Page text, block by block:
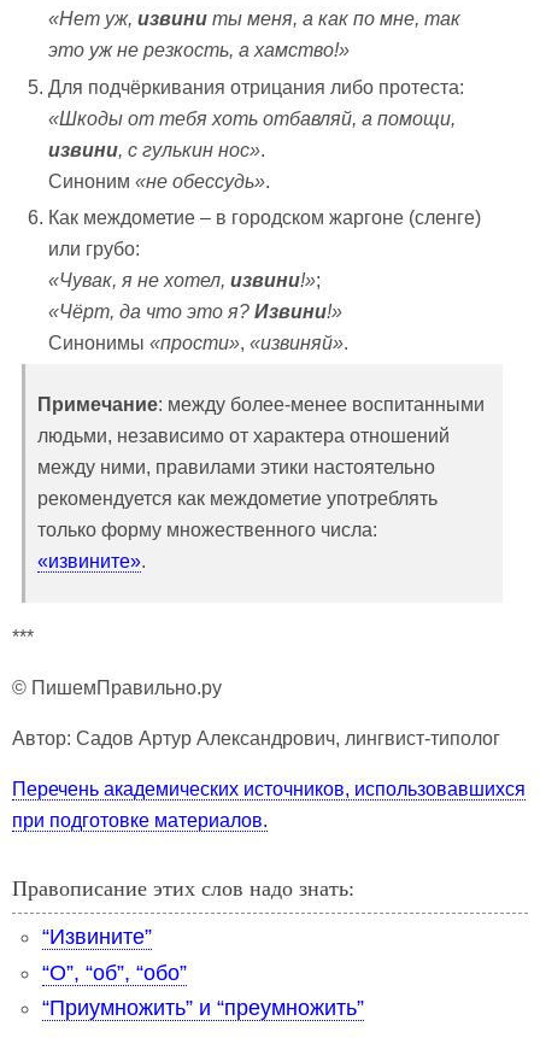
«Нет уж,извини ты меня, а как по мне, так
это уж не резкость, а хамство!»
Для подчёркивания отрицания либо протеста:
«Шкоды от тебя хоть отбавляй, а помощи,
извини, с гулькин нос».
Синоним«не обессудь».
Как междометие – в городском жаргоне (сленге)
или грубо:
«Чувак, я не хотел,извини!»;
«Чёрт, да что это я?Извини!»
Синонимы«прости»,«извиняй».
Примечание: между более-менее воспитанными
людьми, независимо от характера отношений
между ними, правилами этики настоятельно
рекомендуется как междометие употреблять
только форму множественного числа:
«извините».
***
© ПишемПравильно.ру
Автор: Садов Артур Александрович, лингвист-типолог
Перечень академических источников, использовавшихся
при подготовке материалов.
Правописание этих слов надо знать:
“Извините”
“О”, “об”, “обо”
“Приумножить” и “преумножить”